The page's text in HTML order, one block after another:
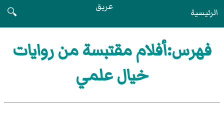
الرئيسية عريق
🔍
فهرس:أفلام مقتبسة من روايات
خيال علمي